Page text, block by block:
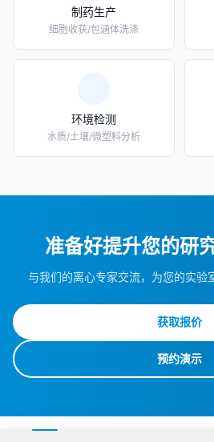
制药生产
细胞收获/包涵体洗涤
环境检测
水质/土壤/微塑料分析
准备好提升您的研
与我们的离心专家交流，为您的实验
获取报价
预约演示